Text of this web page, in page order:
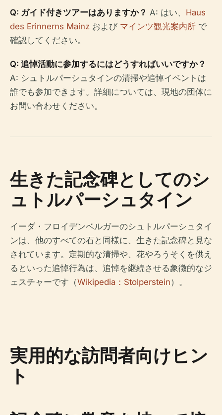
Q: ガイド付きツアーはありますか？ A: はい、 Haus
des Erinnerns Mainz および マインツ観光案内所 で
確認してください。
Q: 追悼活動に参加するにはどうすればいいですか？
A: シュトルパーシュタインの清掃や追悼イベントは
誰でも参加できます。詳細については、現地の団体に
お問い合わせください。
生きた記念碑としてのシ
ュトルパーシュタイン
イーダ・フロイデンベルガーのシュトルパーシュタイ
ンは、他のすべての石と同様に、生きた記念碑と見な
されています。定期的な清掃や、花やろうそくを供え
るといった追悼行為は、追悼を継続させる象徴的なジ
ェスチャーです（Wikipedia：Stolperstein）。
実用的な訪問者向けヒン
ト